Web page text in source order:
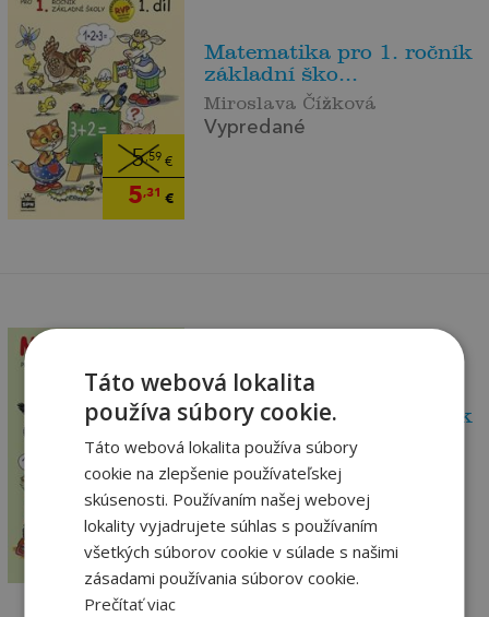
5,59 €
5,31 €
Matematika pro 1. ročník
základní ško...
Miroslava Čížková
Vypredané
5,59€
5,31€
Matematika pro 1. ročník
základní ško...
Vypredané
Táto webová lokalita
používa súbory cookie.
Táto webová lokalita používa súbory
cookie na zlepšenie používateľskej
skúsenosti. Používaním našej webovej
lokality vyjadrujete súhlas s používaním
všetkých súborov cookie v súlade s našimi
zásadami používania súborov cookie.
Prečítať viac